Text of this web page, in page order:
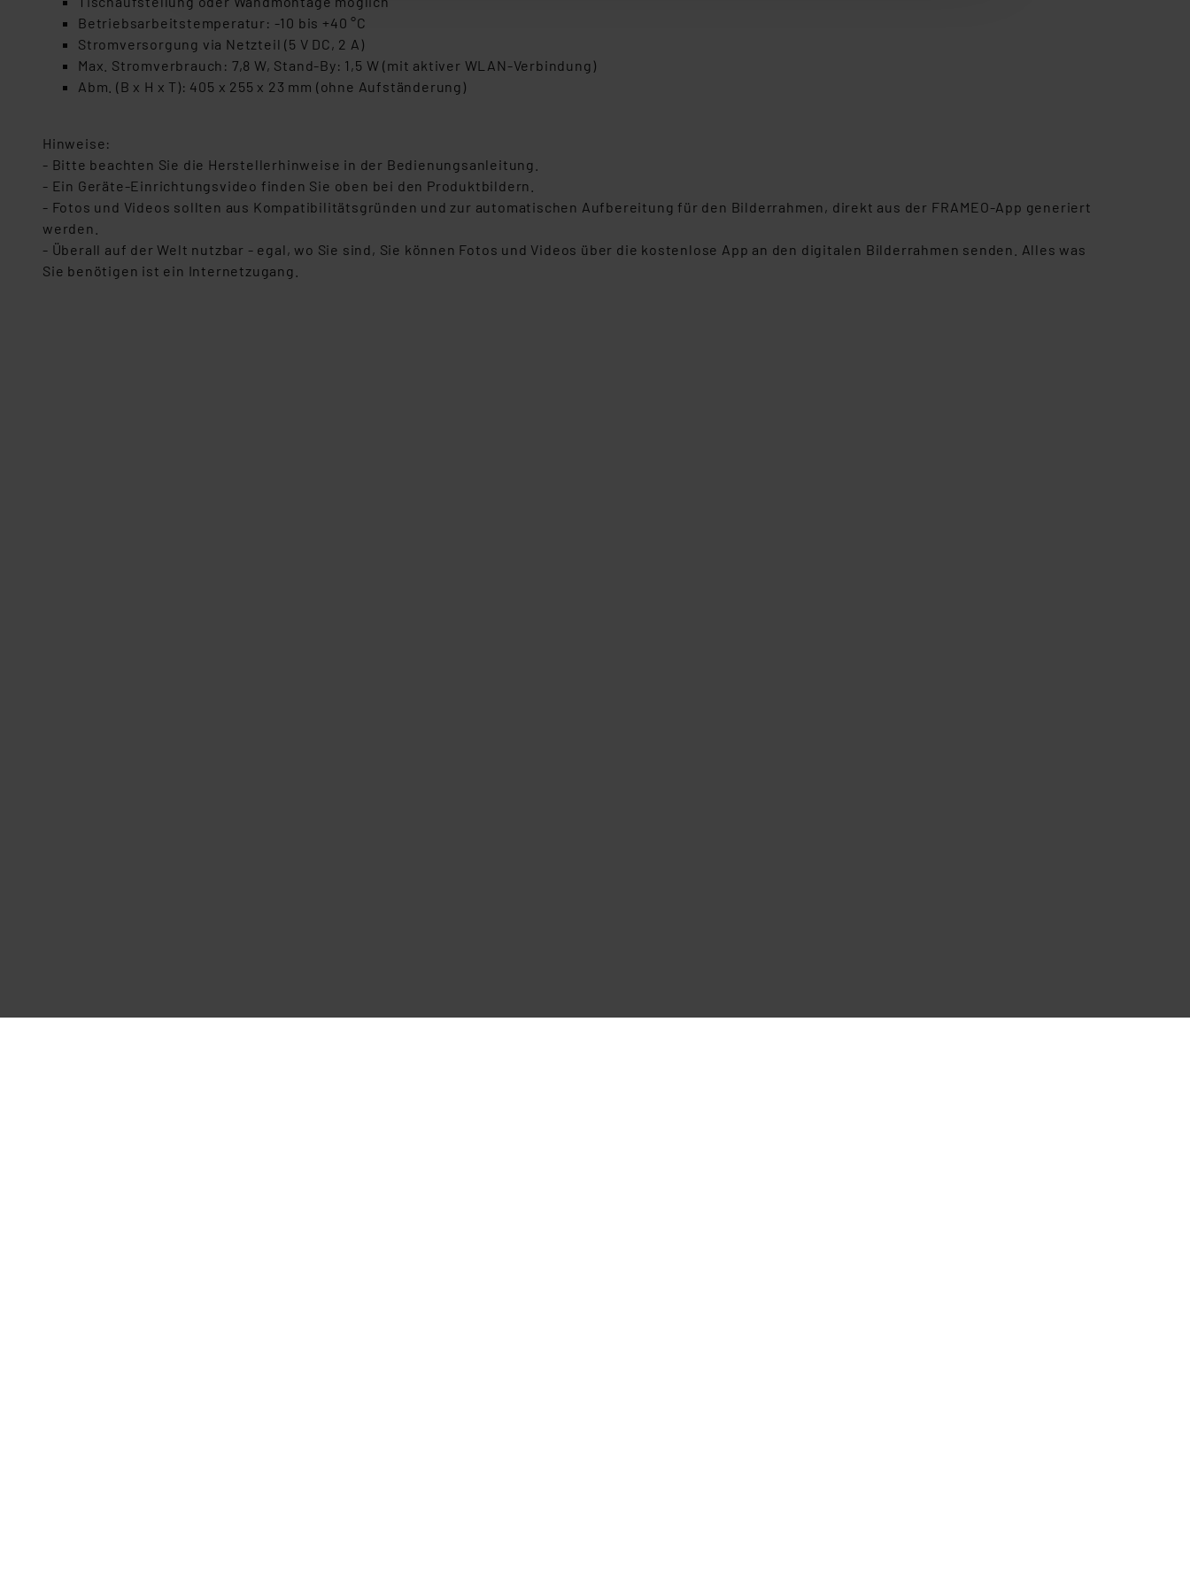
dazu führen, dass die Einstellungen nicht längerfristig gespeichert werden und dieses Banner erneut angezeigt wird.
„Einige Drittanbieter verarbeiten personenbezogene Daten in den USA. Ihre Einwilligung zur Einbindung von Cookies
dieser Drittanbieter umfasst daher ggf. auch die Verarbeitung Ihrer Daten in den USA gemäß Art. 49 (1) lit. a DSGVO.
Nähere Infos zu diesen Drittanbietern und zu der jeweiligen Datenübermittlung erhalten Sie in der Datenschutzerklärung.
Daten in Überwachungsprogrammen verarbeiten, ohne dass hiergegen Klagemöglichkeiten für Europäer bestehen.
Unsere Kooperation mit diesen Dienstleistern stützt sich auf die Standarddatenschutzklauseln der Europäischen
Kommission sowie einer eigenen Beurteilung der mit der Datenübermittlung, insbesondere der Art der übermittelten
Impressum
Betriebsarbeitstemperatur: -10 bis +40 °C
Stromversorgung via Netzteil (5 V DC, 2 A)
Max. Stromverbrauch: 7,8 W, Stand-By: 1,5 W (mit aktiver WLAN-Verbindung)
Abm. (B x H x T): 405 x 255 x 23 mm (ohne Aufständerung)
Hinweise:
- Bitte beachten Sie die Herstellerhinweise in der Bedienungsanleitung.
- Ein Geräte-Einrichtungsvideo finden Sie oben bei den Produktbildern.
- Fotos und Videos sollten aus Kompatibilitätsgründen und zur automatischen Aufbereitung für den Bilderrahmen, direkt aus der FRAMEO-App generiert
werden.
- Überall auf der Welt nutzbar - egal, wo Sie sind, Sie können Fotos und Videos über die kostenlose App an den digitalen Bilderrahmen senden. Alles was
Sie benötigen ist ein Internetzugang.